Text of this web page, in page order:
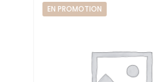
EN PROMOTION